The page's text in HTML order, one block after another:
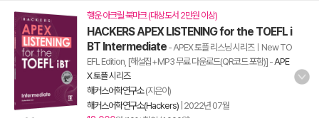
행운 아크릴 북마크 (대상도서 2만원 이상)
HACKERS APEX LISTENING for the TOEFL i
BT Intermediate - APEX 토플 리스닝 시리즈ㅣNew TO
EFL Edition, [해설집+MP3 무료 다운로드(QR코드 포함)] -APE
X 토플 시리즈
해커스어학연구소(지은이)
해커스어학연구소(Hackers) 2022년 07월